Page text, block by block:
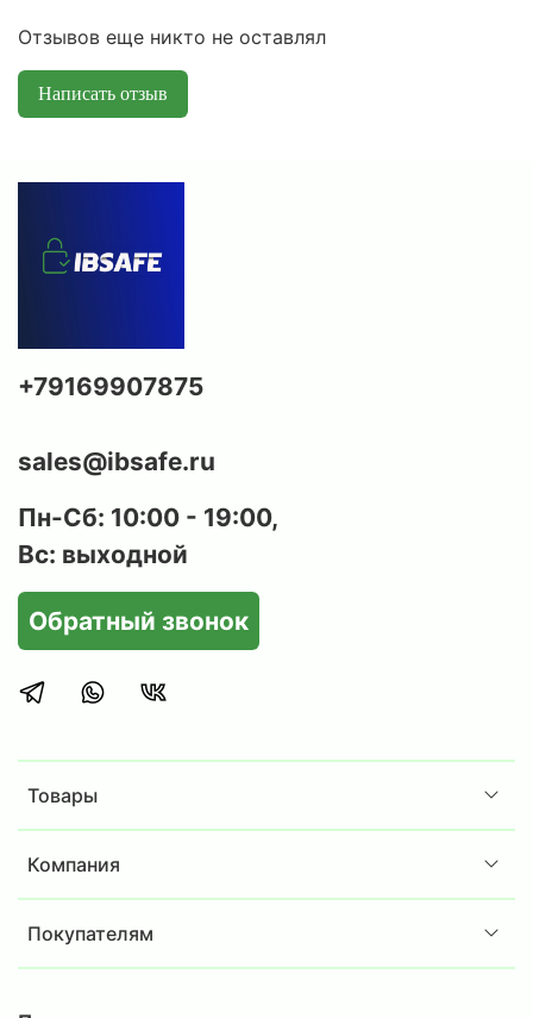
Отзывов еще никто не оставлял
Написать отзыв
Товары
Компания
Покупателям
+79169907875
sales@ibsafe.ru
Пн-Сб: 10:00 - 19:00,
Вс: выходной
Обратный звонок